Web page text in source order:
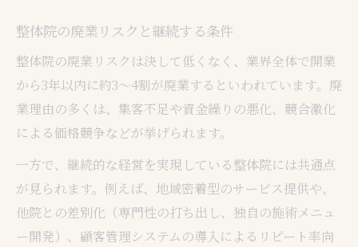
整体院の廃業リスクと継続する条件
整体院の廃業リスクは決して低くなく、業界全体で開業
から3年以内に約3～4割が廃業するといわれています。廃
業理由の多くは、集客不足や資金繰りの悪化、競合激化
による価格競争などが挙げられます。
一方で、継続的な経営を実現している整体院には共通点
が見られます。例えば、地域密着型のサービス提供や、
他院との差別化（専門性の打ち出し、独自の施術メニュ
ー開発）、顧客管理システムの導入によるリピート率向